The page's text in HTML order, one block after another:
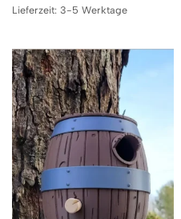
Lieferzeit: 3-5 Werktage